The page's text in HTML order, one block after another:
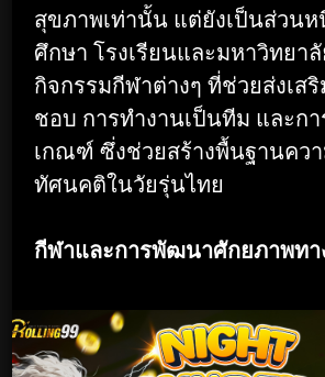
สุขภาพเท่านั้น แต่ยังเป็นส่วนห
ศึกษา โรงเรียนและมหาวิทยา
กิจกรรมกีฬาต่างๆ ที่ช่วยส่งเส
ชอบ การทำงานเป็นทีม และก
เกณฑ์ ซึ่งช่วยสร้างพื้นฐานคว
ทัศนคติในวัยรุ่นไทย
กีฬาและการพัฒนาศักยภาพทา